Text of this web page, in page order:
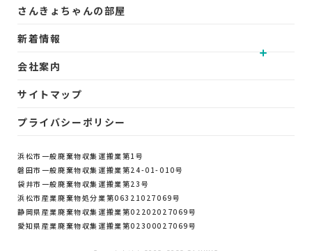
さんきょちゃんの部屋
新着情報
会社案内
サイトマップ
プライバシーポリシー
浜松市 一般廃棄物収集運搬業第1号
磐田市 一般廃棄物収集運搬業第24-01-010号
袋井市 一般廃棄物収集運搬業第23号
浜松市 産業廃棄物処分業第06321027069号
静岡県 産業廃棄物収集運搬業第02202027069号
愛知県 産業廃棄物収集運搬業第02300027069号
LINEで
無料見積もり